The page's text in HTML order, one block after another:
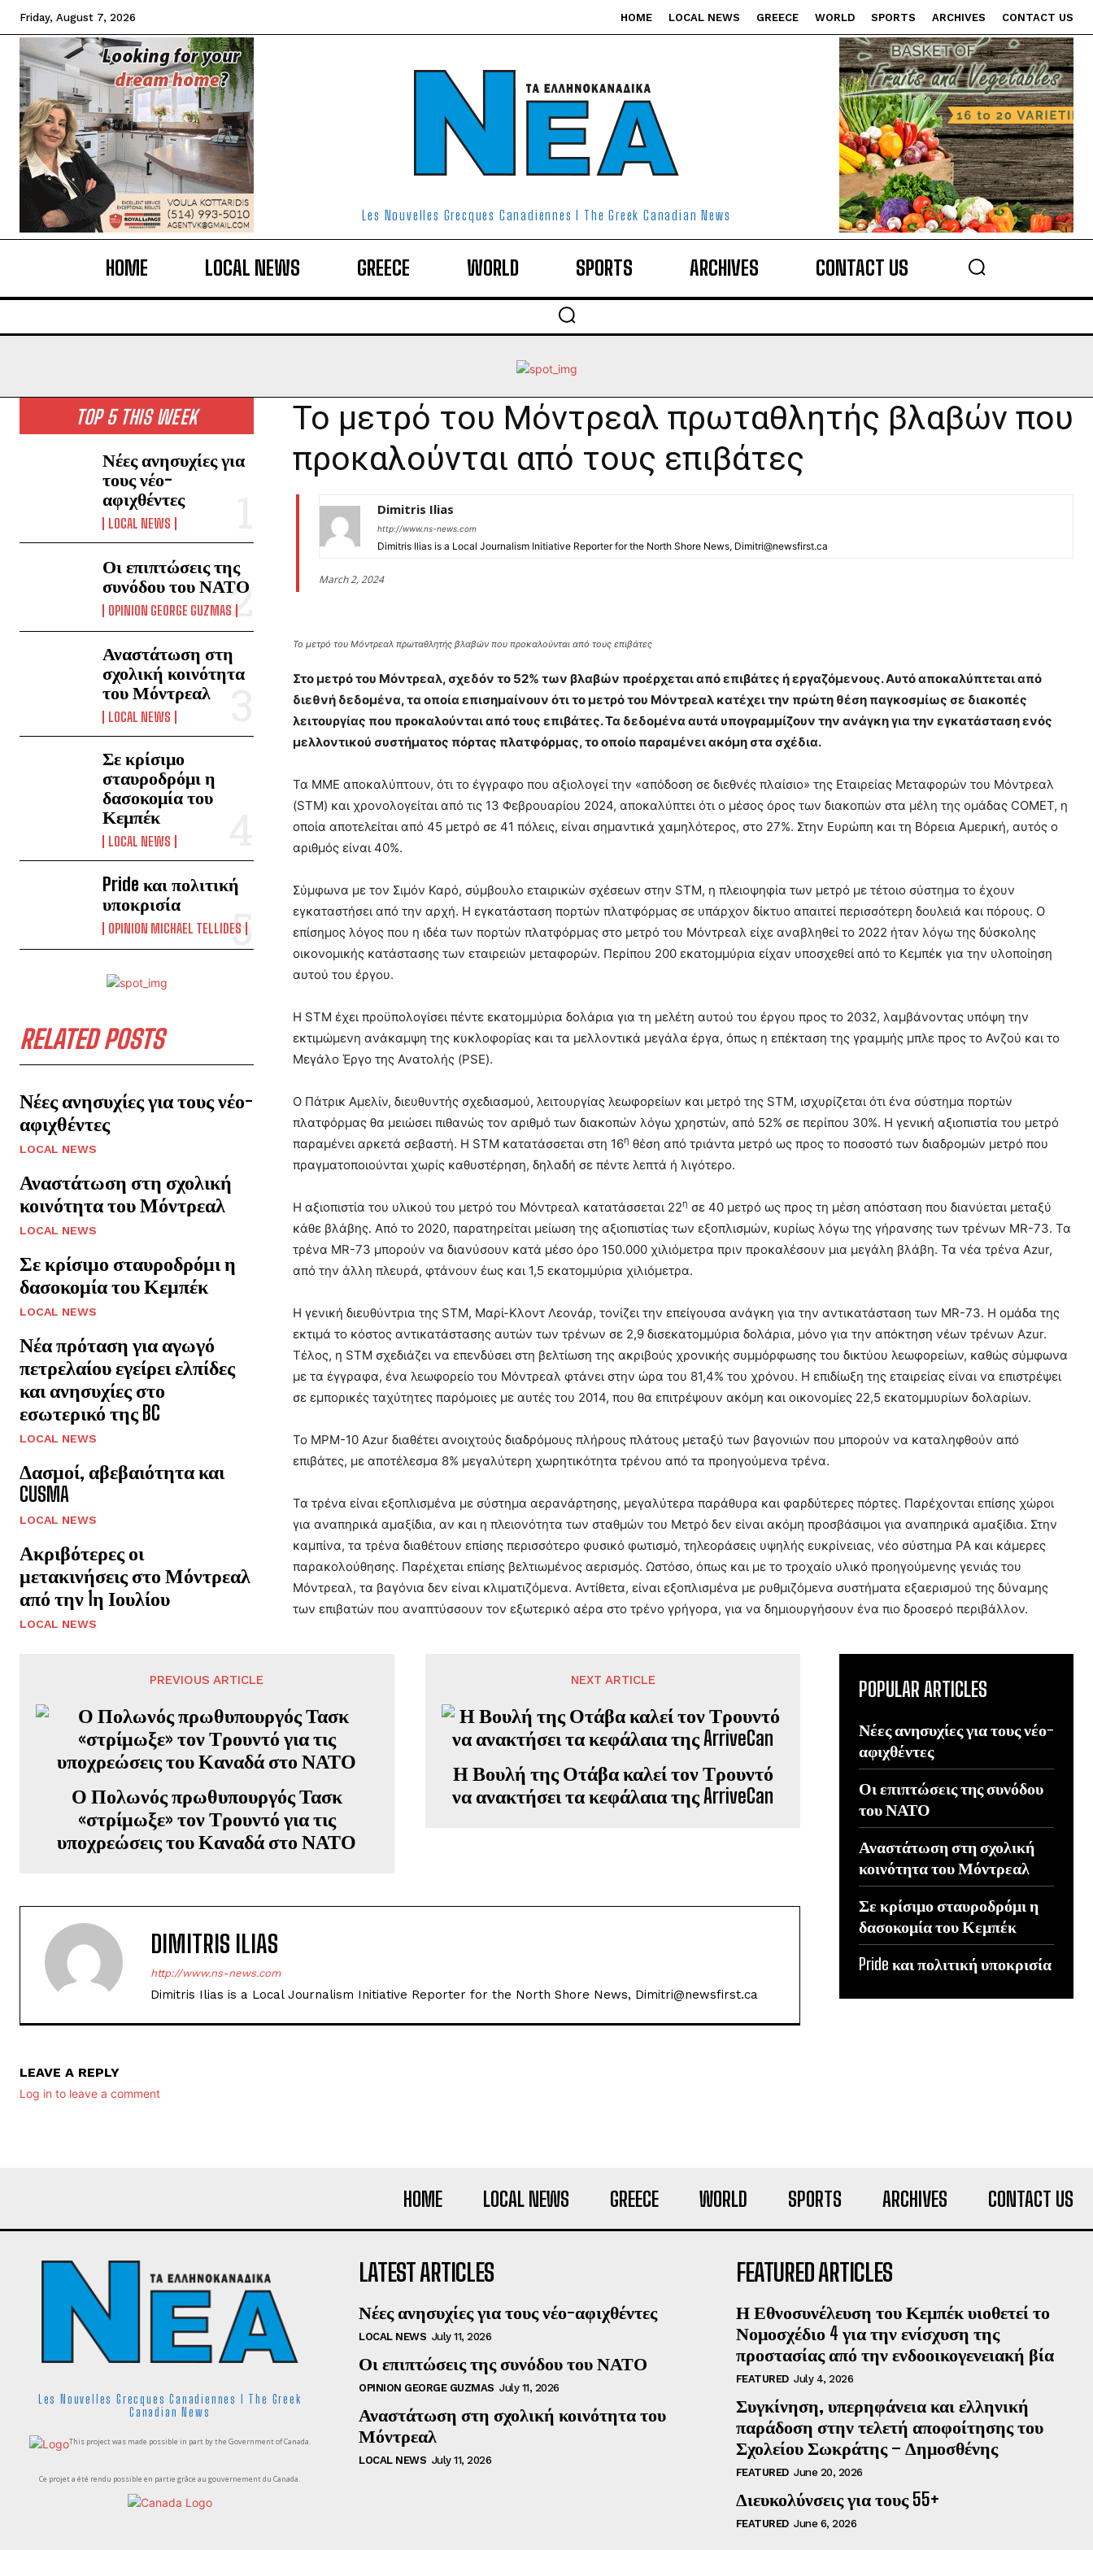
Friday, August 7, 2026 HOME LOCAL NEWS GREECE WORLD SPORTS ARCHIVES CONTACT US
Les Nouvelles Grecques Canadiennes I The Greek Canadian News
HOME LOCAL NEWS GREECE WORLD SPORTS ARCHIVES CONTACT US
TOP 5 THIS WEEK
Νέες ανησυχίες για
τους νέο-
αφιχθέντες
LOCAL NEWS
Οι επιπτώσεις της
συνόδου του ΝΑΤΟ
OPINION GEORGE GUZMAS
Αναστάτωση στη
σχολική κοινότητα
του Μόντρεαλ
LOCAL NEWS
Σε κρίσιμο
σταυροδρόμι η
δασοκομία του
Κεμπέκ
LOCAL NEWS
Pride και πολιτική
υποκρισία
OPINION MICHAEL TELLIDES
RELATED POSTS
Νέες ανησυχίες για τους νέο-
αφιχθέντες
LOCAL NEWS
Αναστάτωση στη σχολική
κοινότητα του Μόντρεαλ
LOCAL NEWS
Σε κρίσιμο σταυροδρόμι η
δασοκομία του Κεμπέκ
LOCAL NEWS
Νέα πρόταση για αγωγό
πετρελαίου εγείρει ελπίδες
και ανησυχίες στο
εσωτερικό της BC
LOCAL NEWS
Δασμοί, αβεβαιότητα και
CUSMA
LOCAL NEWS
Ακριβότερες οι
μετακινήσεις στο Μόντρεαλ
από την 1η Ιουλίου
LOCAL NEWS
Το μετρό του Μόντρεαλ πρωταθλητής βλαβών που
προκαλούνται από τους επιβάτες
Dimitris Ilias
http://www.ns-news.com
Dimitris Ilias is a Local Journalism Initiative Reporter for the North Shore News, Dimitri@newsfirst.ca
March 2, 2024
Το μετρό του Μόντρεαλ πρωταθλητής βλαβών που προκαλούνται από τους επιβάτες
Στο μετρό του Μόντρεαλ, σχεδόν το 52% των βλαβών προέρχεται από επιβάτες ή εργαζόμενους. Αυτό αποκαλύπτεται από
διεθνή δεδομένα, τα οποία επισημαίνουν ότι το μετρό του Μόντρεαλ κατέχει την πρώτη θέση παγκοσμίως σε διακοπές
λειτουργίας που προκαλούνται από τους επιβάτες. Τα δεδομένα αυτά υπογραμμίζουν την ανάγκη για την εγκατάσταση ενός
μελλοντικού συστήματος πόρτας πλατφόρμας, το οποίο παραμένει ακόμη στα σχέδια.
Τα ΜΜΕ αποκαλύπτουν, ότι το έγγραφο που αξιολογεί την «απόδοση σε διεθνές πλαίσιο» της Εταιρείας Μεταφορών του Μόντρεαλ
(STM) και χρονολογείται από τις 13 Φεβρουαρίου 2024, αποκαλύπτει ότι ο μέσος όρος των διακοπών στα μέλη της ομάδας COMET, η
οποία αποτελείται από 45 μετρό σε 41 πόλεις, είναι σημαντικά χαμηλότερος, στο 27%. Στην Ευρώπη και τη Βόρεια Αμερική, αυτός ο
αριθμός είναι 40%.
Σύμφωνα με τον Σιμόν Καρό, σύμβουλο εταιρικών σχέσεων στην STM, η πλειοψηφία των μετρό με τέτοιο σύστημα το έχουν
εγκαταστήσει από την αρχή. Η εγκατάσταση πορτών πλατφόρμας σε υπάρχον δίκτυο απαιτεί περισσότερη δουλειά και πόρους. Ο
επίσημος λόγος που η ιδέα των πορτών πλατφόρμας στο μετρό του Μόντρεαλ είχε αναβληθεί το 2022 ήταν λόγω της δύσκολης
οικονομικής κατάστασης των εταιρειών μεταφορών. Περίπου 200 εκατομμύρια είχαν υποσχεθεί από το Κεμπέκ για την υλοποίηση
αυτού του έργου.
Η STM έχει προϋπολογίσει πέντε εκατομμύρια δολάρια για τη μελέτη αυτού του έργου προς το 2032, λαμβάνοντας υπόψη την
εκτιμώμενη ανάκαμψη της κυκλοφορίας και τα μελλοντικά μεγάλα έργα, όπως η επέκταση της γραμμής μπλε προς το Ανζού και το
Μεγάλο Έργο της Ανατολής (PSE).
Ο Πάτρικ Αμελίν, διευθυντής σχεδιασμού, λειτουργίας λεωφορείων και μετρό της STM, ισχυρίζεται ότι ένα σύστημα πορτών
πλατφόρμας θα μειώσει πιθανώς τον αριθμό των διακοπών λόγω χρηστών, από 52% σε περίπου 30%. Η γενική αξιοπιστία του μετρό
παραμένει αρκετά σεβαστή. Η STM κατατάσσεται στη 16η θέση από τριάντα μετρό ως προς το ποσοστό των διαδρομών μετρό που
πραγματοποιούνται χωρίς καθυστέρηση, δηλαδή σε πέντε λεπτά ή λιγότερο.
Η αξιοπιστία του υλικού του μετρό του Μόντρεαλ κατατάσσεται 22η σε 40 μετρό ως προς τη μέση απόσταση που διανύεται μεταξύ
κάθε βλάβης. Από το 2020, παρατηρείται μείωση της αξιοπιστίας των εξοπλισμών, κυρίως λόγω της γήρανσης των τρένων MR-73. Τα
τρένα MR-73 μπορούν να διανύσουν κατά μέσο όρο 150.000 χιλιόμετρα πριν προκαλέσουν μια μεγάλη βλάβη. Τα νέα τρένα Azur,
από την άλλη πλευρά, φτάνουν έως και 1,5 εκατομμύρια χιλιόμετρα.
Η γενική διευθύντρια της STM, Μαρί-Κλοντ Λεονάρ, τονίζει την επείγουσα ανάγκη για την αντικατάσταση των MR-73. Η ομάδα της
εκτιμά το κόστος αντικατάστασης αυτών των τρένων σε 2,9 δισεκατομμύρια δολάρια, μόνο για την απόκτηση νέων τρένων Azur.
Τέλος, η STM σχεδιάζει να επενδύσει στη βελτίωση της ακριβούς χρονικής συμμόρφωσης του δικτύου λεωφορείων, καθώς σύμφωνα
με τα έγγραφα, ένα λεωφορείο του Μόντρεαλ φτάνει στην ώρα του 81,4% του χρόνου. Η επιδίωξη της εταιρείας είναι να επιστρέψει
σε εμπορικές ταχύτητες παρόμοιες με αυτές του 2014, που θα επιτρέψουν ακόμη και οικονομίες 22,5 εκατομμυρίων δολαρίων.
Το MPM-10 Azur διαθέτει ανοιχτούς διαδρόμους πλήρους πλάτους μεταξύ των βαγονιών που μπορούν να καταληφθούν από
επιβάτες, με αποτέλεσμα 8% μεγαλύτερη χωρητικότητα τρένου από τα προηγούμενα τρένα.
Τα τρένα είναι εξοπλισμένα με σύστημα αερανάρτησης, μεγαλύτερα παράθυρα και φαρδύτερες πόρτες. Παρέχονται επίσης χώροι
για αναπηρικά αμαξίδια, αν και η πλειονότητα των σταθμών του Μετρό δεν είναι ακόμη προσβάσιμοι για αναπηρικά αμαξίδια. Στην
καμπίνα, τα τρένα διαθέτουν επίσης περισσότερο φυσικό φωτισμό, τηλεοράσεις υψηλής ευκρίνειας, νέο σύστημα PA και κάμερες
παρακολούθησης. Παρέχεται επίσης βελτιωμένος αερισμός. Ωστόσο, όπως και με το τροχαίο υλικό προηγούμενης γενιάς του
Μόντρεαλ, τα βαγόνια δεν είναι κλιματιζόμενα. Αντίθετα, είναι εξοπλισμένα με ρυθμιζόμενα συστήματα εξαερισμού της δύναμης
των επιβατών που αναπτύσσουν τον εξωτερικό αέρα στο τρένο γρήγορα, για να δημιουργήσουν ένα πιο δροσερό περιβάλλον.
PREVIOUS ARTICLE
Ο Πολωνός πρωθυπουργός Τασκ
«στρίμωξε» τον Τρουντό για τις
υποχρεώσεις του Καναδά στο ΝΑΤΟ
NEXT ARTICLE
Η Βουλή της Οτάβα καλεί τον Τρουντό
να ανακτήσει τα κεφάλαια της ArriveCan
DIMITRIS ILIAS
http://www.ns-news.com
Dimitris Ilias is a Local Journalism Initiative Reporter for the North Shore News, Dimitri@newsfirst.ca
LEAVE A REPLY
Log in to leave a comment
POPULAR ARTICLES
Νέες ανησυχίες για τους νέο-
αφιχθέντες
Οι επιπτώσεις της συνόδου
του ΝΑΤΟ
Αναστάτωση στη σχολική
κοινότητα του Μόντρεαλ
Σε κρίσιμο σταυροδρόμι η
δασοκομία του Κεμπέκ
Pride και πολιτική υποκρισία
HOME LOCAL NEWS GREECE WORLD SPORTS ARCHIVES CONTACT US
Les Nouvelles Grecques Canadiennes I The Greek
Canadian News
This project was made possible in part by the Government of Canada.
Ce projet a été rendu possible en partie grâce au gouvernement du Canada.
LATEST ARTICLES
Νέες ανησυχίες για τους νέο-αφιχθέντες
LOCAL NEWS July 11, 2026
Οι επιπτώσεις της συνόδου του ΝΑΤΟ
OPINION GEORGE GUZMAS July 11, 2026
Αναστάτωση στη σχολική κοινότητα του
Μόντρεαλ
LOCAL NEWS July 11, 2026
FEATURED ARTICLES
Η Εθνοσυνέλευση του Κεμπέκ υιοθετεί το
Νομοσχέδιο 4 για την ενίσχυση της
προστασίας από την ενδοοικογενειακή βία
FEATURED July 4, 2026
Συγκίνηση, υπερηφάνεια και ελληνική
παράδοση στην τελετή αποφοίτησης του
Σχολείου Σωκράτης – Δημοσθένης
FEATURED June 20, 2026
Διευκολύνσεις για τους 55+
FEATURED June 6, 2026